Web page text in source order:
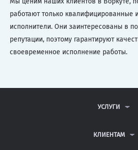
работают только квалифицированные
исполнители. Они заинтересованы в
репутации, поэтому гарантируют
своевременное исполнение работы.
УСЛУГИ
ДИПЛОМНЫЕ РАБОТЫ
КЛИЕНТАМ